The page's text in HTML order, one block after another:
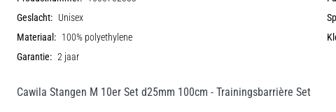
Geslacht: Unisex
Materiaal: 100% polyethylene
Garantie: 2 jaar
Cawila Stangen M 10er Set d25mm 100cm - Trainingsbarrière Set